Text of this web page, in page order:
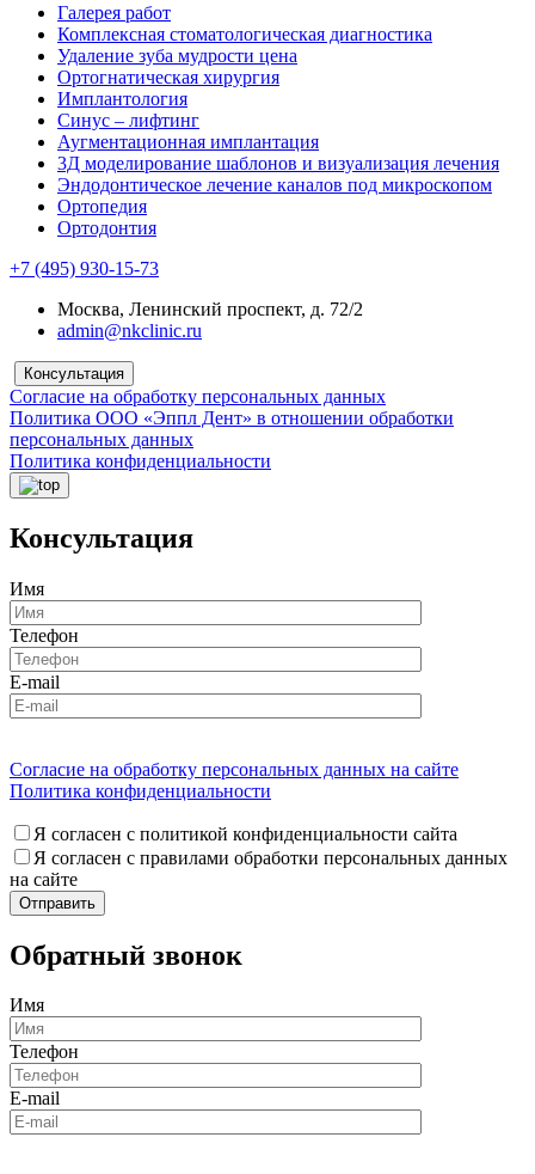
Галерея работ
Комплексная стоматологическая диагностика
Удаление зуба мудрости цена
Ортогнатическая хирургия
Имплантология
Синус – лифтинг
Аугментационная имплантация
3Д моделирование шаблонов и визуализация лечения
Эндодонтическое лечение каналов под микроскопом
Ортопедия
Ортодонтия
+7 (495) 930-15-73
Москва, Ленинский проспект, д. 72/2
admin@nkclinic.ru
Консультация
Согласие на обработку персональных данных
Политика ООО «Эппл Дент» в отношении обработки
персональных данных
Политика конфиденциальности
Консультация
Имя
Телефон
E-mail
Согласие на обработку персональных данных на сайте
Политика конфиденциальности
Я согласен с политикой конфиденциальности сайта
Я согласен с правилами обработки персональных данных
на сайте
Обратный звонок
Имя
Телефон
E-mail